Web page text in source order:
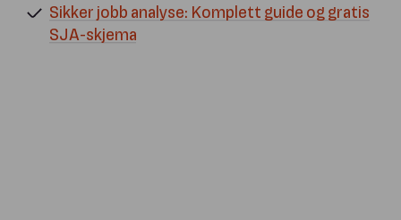
Sikker jobb analyse: Komplett guide og gratis
SJA-skjema